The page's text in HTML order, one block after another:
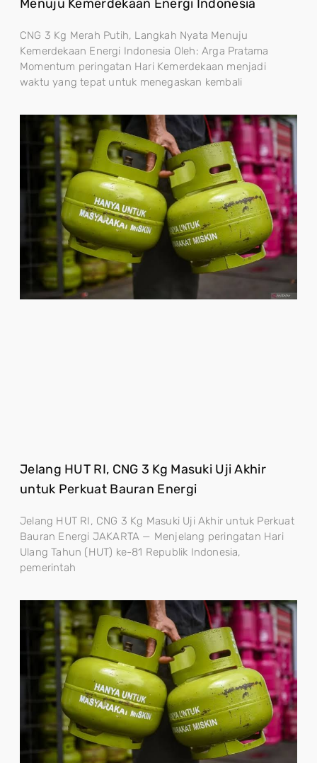
Menuju Kemerdekaan Energi Indonesia
CNG 3 Kg Merah Putih, Langkah Nyata Menuju
Kemerdekaan Energi Indonesia Oleh: Arga Pratama
Momentum peringatan Hari Kemerdekaan menjadi
waktu yang tepat untuk menegaskan kembali
Jelang HUT RI, CNG 3 Kg Masuki Uji Akhir
untuk Perkuat Bauran Energi
Jelang HUT RI, CNG 3 Kg Masuki Uji Akhir untuk Perkuat
Bauran Energi JAKARTA — Menjelang peringatan Hari
Ulang Tahun (HUT) ke-81 Republik Indonesia,
pemerintah